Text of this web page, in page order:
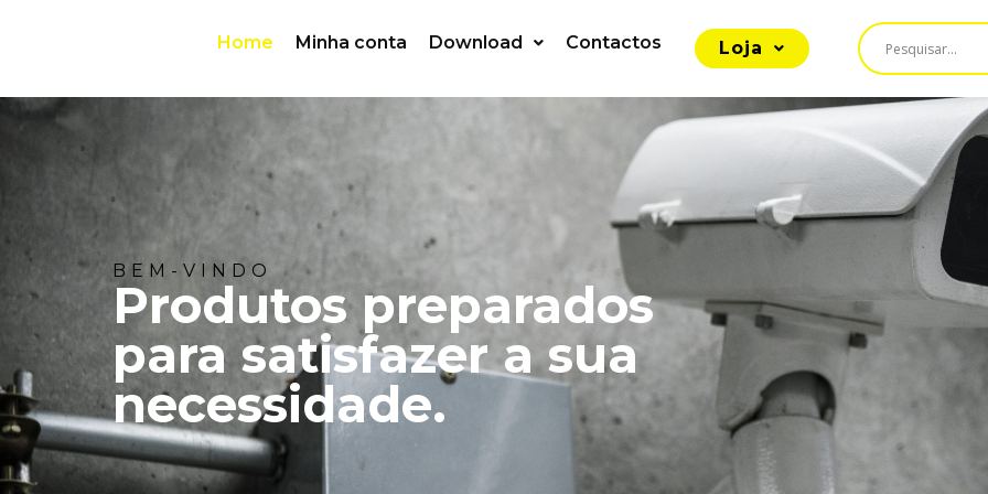
Home Minha conta Download Contactos Loja
BEM-VINDO
Produtos preparados
para satisfazer a sua
necessidade.